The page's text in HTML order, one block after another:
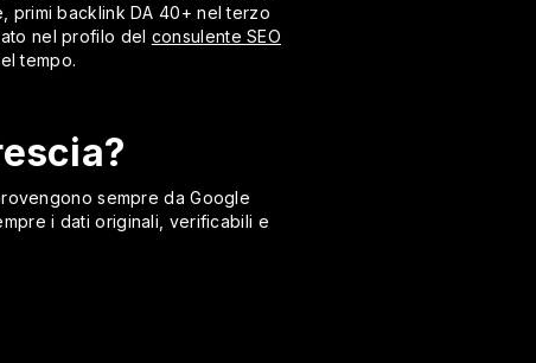
primi backlink DA 40+ nel terzo
nel profilo del consulente SEO
tempo.
sempre da Google
i dati originali, verificabili e